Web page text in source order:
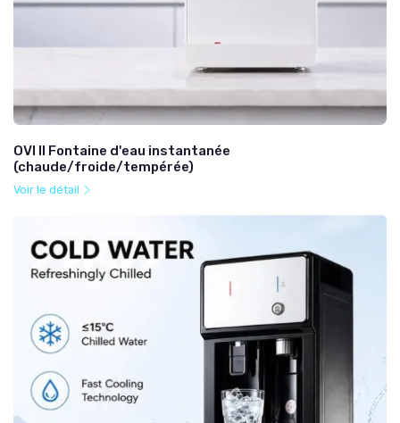
OVI II Fontaine d'eau instantanée
(chaude/froide/tempérée)
Voir le détail